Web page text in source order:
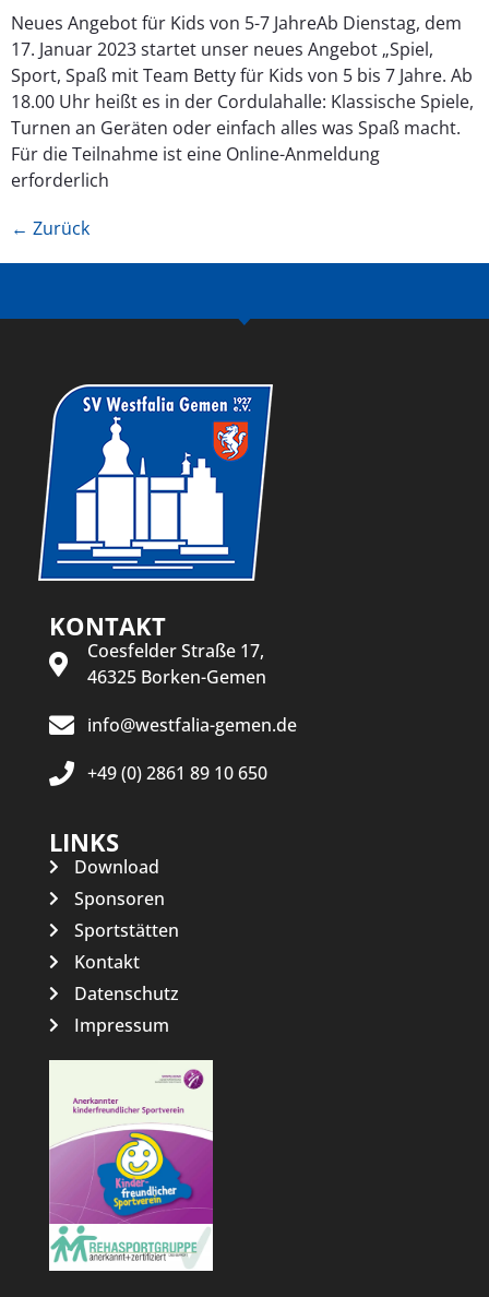
Neues Angebot für Kids von 5-7 JahreAb Dienstag, dem
17. Januar 2023 startet unser neues Angebot „Spiel,
Sport, Spaß mit Team Betty für Kids von 5 bis 7 Jahre. Ab
18.00 Uhr heißt es in der Cordulahalle: Klassische Spiele,
Turnen an Geräten oder einfach alles was Spaß macht.
Für die Teilnahme ist eine Online-Anmeldung
erforderlich
← Zurück
KONTAKT
Coesfelder Straße 17,
46325 Borken-Gemen
info@westfalia-gemen.de
+49 (0) 2861 89 10 650
LINKS
Download
Sponsoren
Sportstätten
Kontakt
Datenschutz
Impressum